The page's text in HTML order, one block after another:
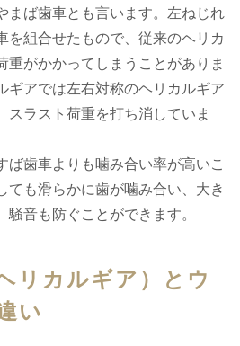
まば歯車とも言います。左ねじれ
を組合せたもので、従来のヘリカ
重がかかってしまうことがありま
ギアでは左右対称のヘリカルギア
スラスト荷重を打ち消していま
ば歯車よりも噛み合い率が高いこ
ても滑らかに歯が噛み合い、大き
音も防ぐことができます。
リカルギア）とウ
い